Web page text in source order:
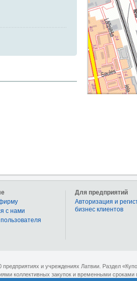
Для предприятий
Авторизация и
бизнес клиентов
с нами
и учреждениях Латвии. Раздел
коллективных закупок и временными